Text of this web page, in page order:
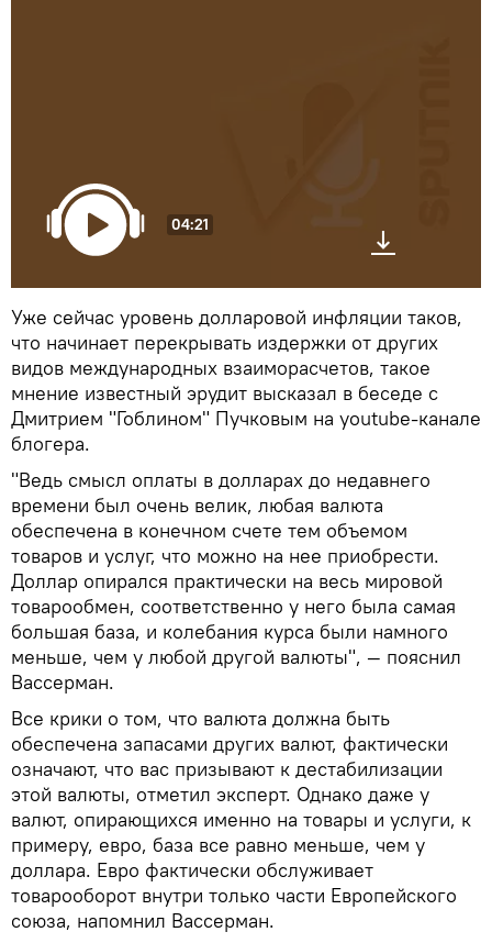
04:21
Уже сейчас уровень долларовой инфляции таков,
что начинает перекрывать издержки от других
видов международных взаиморасчетов, такое
мнение известный эрудит высказал в беседе с
Дмитрием "Гоблином" Пучковым на youtube-канале
блогера.
"Ведь смысл оплаты в долларах до недавнего
времени был очень велик, любая валюта
обеспечена в конечном счете тем объемом
товаров и услуг, что можно на нее приобрести.
Доллар опирался практически на весь мировой
товарообмен, соответственно у него была самая
большая база, и колебания курса были намного
меньше, чем у любой другой валюты", ― пояснил
Вассерман.
Все крики о том, что валюта должна быть
обеспечена запасами других валют, фактически
означают, что вас призывают к дестабилизации
этой валюты, отметил эксперт. Однако даже у
валют, опирающихся именно на товары и услуги, к
примеру, евро, база все равно меньше, чем у
доллара. Евро фактически обслуживает
товарооборот внутри только части Европейского
союза, напомнил Вассерман.